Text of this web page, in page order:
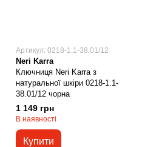
Артикул: 0218-1.1-38.01/12
Neri Karra
Ключниця Neri Karra з
натуральної шкіри 0218-1.1-
38.01/12 чорна
1 149 грн
В наявності
Купити